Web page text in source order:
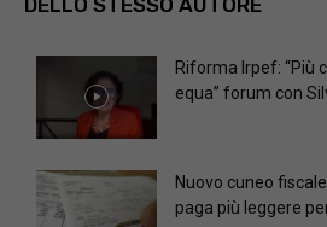
Riforma Irpef: “Più
equa” forum con
Nuovo cuneo
paga più leggere per